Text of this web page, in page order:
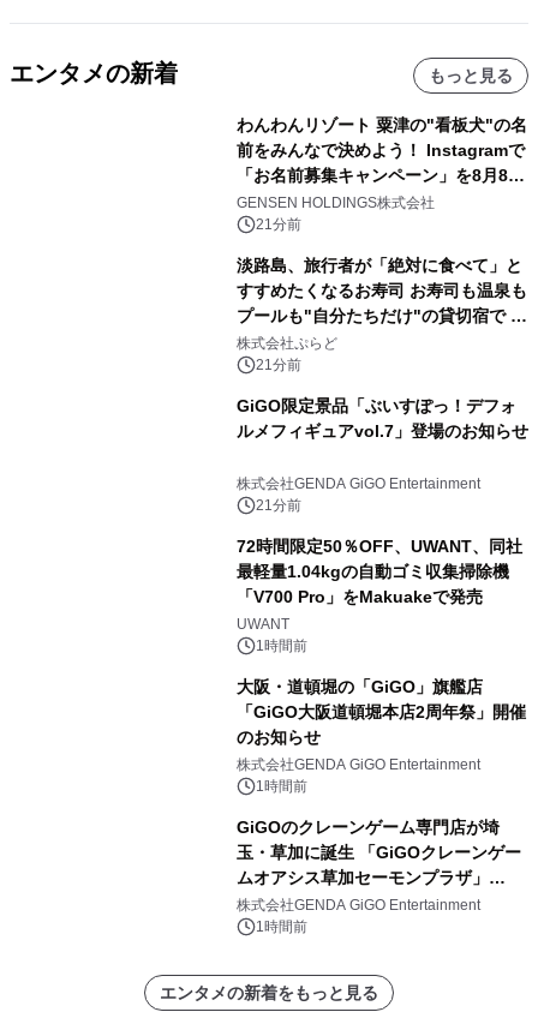
エンタメの新着 もっと見る
わんわんリゾート 粟津の"看板犬"の名
前をみんなで決めよう！ Instagramで
「お名前募集キャンペーン」を8月8日
(土)より開催
GENSEN HOLDINGS株式会社
21分前
淡路島、旅行者が「絶対に食べて」と
すすめたくなるお寿司 お寿司も温泉も
プールも"自分たちだけ"の貸切宿で 1
日1組限定「岩屋温泉 絵島別庭 海と
森」の握り寿司プラン
株式会社ぷらど
21分前
GiGO限定景品「ぶいすぽっ！デフォ
ルメフィギュアvol.7」登場のお知らせ
株式会社GENDA GiGO Entertainment
21分前
72時間限定50％OFF、UWANT、同社
最軽量1.04kgの自動ゴミ収集掃除機
「V700 Pro」をMakuakeで発売
UWANT
1時間前
大阪・道頓堀の「GiGO」旗艦店
「GiGO大阪道頓堀本店2周年祭」開催
のお知らせ
株式会社GENDA GiGO Entertainment
1時間前
GiGOのクレーンゲーム専門店が埼
玉・草加に誕生 「GiGOクレーンゲー
ムオアシス草加セーモンプラザ」
2026年8月7日(金)10時グランドオープ
ン
株式会社GENDA GiGO Entertainment
1時間前
エンタメの新着をもっと見る